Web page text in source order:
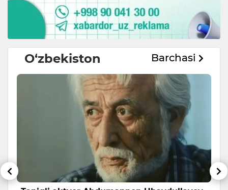
O‘zbekiston Barchasi